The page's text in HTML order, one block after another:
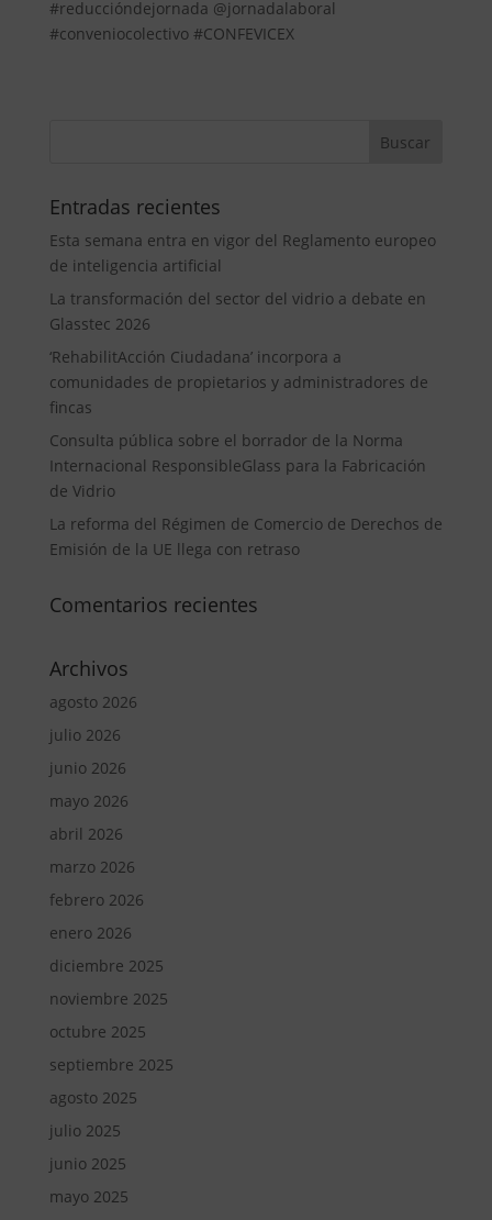
#reduccióndejornada @jornadalaboral
#conveniocolectivo #CONFEVICEX
Entradas recientes
Esta semana entra en vigor del Reglamento europeo
de inteligencia artificial
La transformación del sector del vidrio a debate en
Glasstec 2026
‘RehabilitAcción Ciudadana’ incorpora a
comunidades de propietarios y administradores de
fincas
Consulta pública sobre el borrador de la Norma
Internacional ResponsibleGlass para la Fabricación
de Vidrio
La reforma del Régimen de Comercio de Derechos de
Emisión de la UE llega con retraso
Comentarios recientes
Archivos
agosto 2026
julio 2026
junio 2026
mayo 2026
abril 2026
marzo 2026
febrero 2026
enero 2026
diciembre 2025
noviembre 2025
octubre 2025
septiembre 2025
agosto 2025
julio 2025
junio 2025
mayo 2025